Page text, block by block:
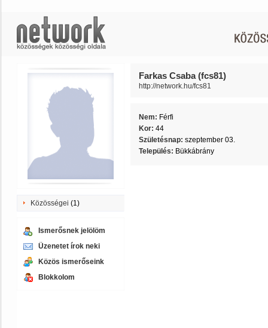
Közösségei (1)
Ismerősnek jelölöm
Üzenetet írok neki
Közös ismerőseink
Blokkolom
Farkas Csaba (fcs81)
http://network.hu/fcs81
Nem: Férfi
Kor: 44
Születésnap: szeptember 03.
Település: Bükkábrány